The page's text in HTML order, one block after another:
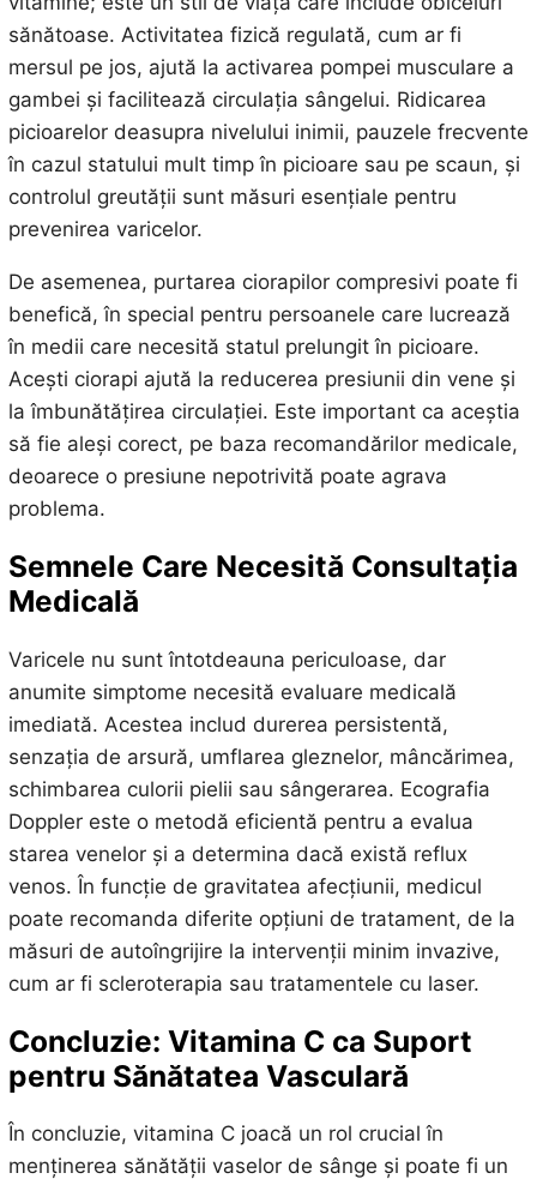
sănătoase. Activitatea fizică regulată, cum ar fi
mersul pe jos, ajută la activarea pompei musculare a
gambei și facilitează circulația sângelui. Ridicarea
picioarelor deasupra nivelului inimii, pauzele frecvente
în cazul statului mult timp în picioare sau pe scaun, și
controlul greutății sunt măsuri esențiale pentru
prevenirea varicelor.
De asemenea, purtarea ciorapilor compresivi poate fi
benefică, în special pentru persoanele care lucrează
în medii care necesită statul prelungit în picioare.
Acești ciorapi ajută la reducerea presiunii din vene și
la îmbunătățirea circulației. Este important ca aceștia
să fie aleși corect, pe baza recomandărilor medicale,
deoarece o presiune nepotrivită poate agrava
problema.
Semnele Care Necesită Consultația
Medicală
Varicele nu sunt întotdeauna periculoase, dar
anumite simptome necesită evaluare medicală
imediată. Acestea includ durerea persistentă,
senzația de arsură, umflarea gleznelor, mâncărimea,
schimbarea culorii pielii sau sângerarea. Ecografia
Doppler este o metodă eficientă pentru a evalua
starea venelor și a determina dacă există reflux
venos. În funcție de gravitatea afecțiunii, medicul
poate recomanda diferite opțiuni de tratament, de la
măsuri de autoîngrijire la intervenții minim invazive,
cum ar fi scleroterapia sau tratamentele cu laser.
Concluzie: Vitamina C ca Suport
pentru Sănătatea Vasculară
În concluzie, vitamina C joacă un rol crucial în
menținerea sănătății vaselor de sânge și poate fi un